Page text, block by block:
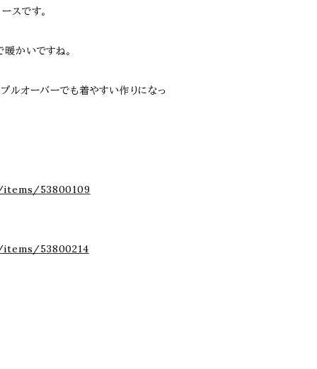
スです。
かいですね。
ルオーバーでも着やすい作りになっ
53800109
53800214